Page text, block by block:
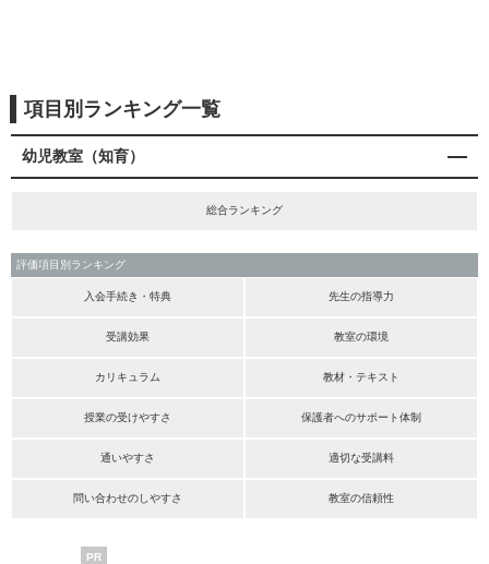
項目別ランキング一覧
幼児教室（知育）
総合ランキング
評価項目別ランキング
入会手続き・特典 先生の指導力
受講効果 教室の環境
カリキュラム 教材・テキスト
授業の受けやすさ 保護者へのサポート体制
通いやすさ 適切な受講料
問い合わせのしやすさ 教室の信頼性
PR